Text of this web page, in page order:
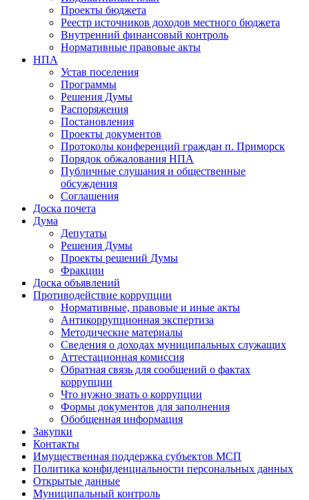
Проекты бюджета
Реестр источников доходов местного бюджета
Внутренний финансовый контроль
Нормативные правовые акты
НПА
Устав поселения
Программы
Решения Думы
Распоряжения
Постановления
Проекты документов
Протоколы конференций граждан п. Приморск
Порядок обжалования НПА
Публичные слушания и общественные
обсуждения
Соглашения
Доска почета
Дума
Депутаты
Решения Думы
Проекты решений Думы
Фракции
Доска объявлений
Противодействие коррупции
Нормативные, правовые и иные акты
Антикоррупционная экспертиза
Методические материалы
Сведения о доходах муниципальных служащих
Аттестационная комиссия
Обратная связь для сообщений о фактах
коррупции
Что нужно знать о коррупции
Формы документов для заполнения
Обобщенная информация
Закупки
Контакты
Имущественная поддержка субъектов МСП
Политика конфиденциальности персональных данных
Открытые данные
Муниципальный контроль